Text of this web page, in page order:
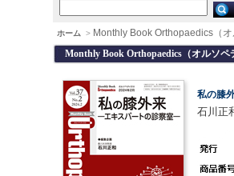
ホーム > Monthly Book Orthopaedics（
Monthly Book Orthopaedics（オルソペ
私の膝
石川正